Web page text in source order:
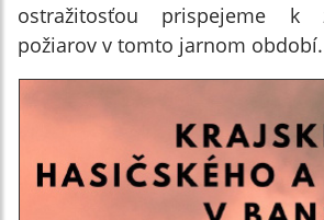
ostražitosťou prispejeme k
požiarov v tomto jarnom období.